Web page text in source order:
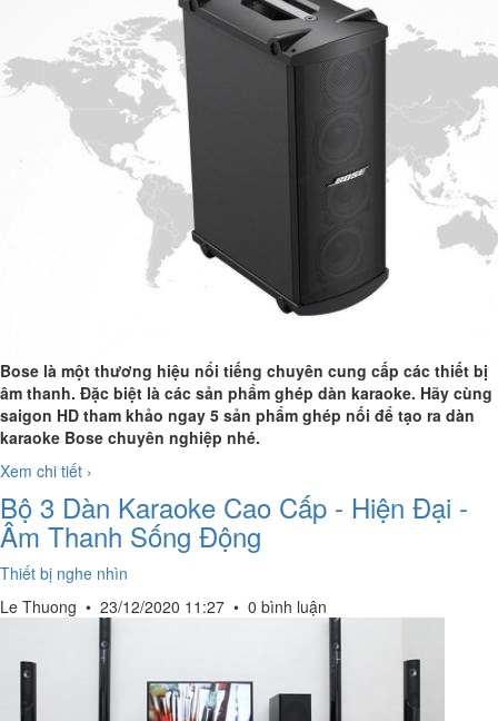
Bose là một thương hiệu nổi tiếng chuyên cung cấp các thiết bị
âm thanh. Đặc biệt là các sản phẩm ghép dàn karaoke. Hãy cùng
saigon HD tham khảo ngay 5 sản phẩm ghép nối để tạo ra dàn
karaoke Bose chuyên nghiệp nhé.
Xem chi tiết ›
Bộ 3 Dàn Karaoke Cao Cấp - Hiện Đại -
Âm Thanh Sống Động
Thiết bị nghe nhìn
Le Thuong • 23/12/2020 11:27 • 0 bình luận